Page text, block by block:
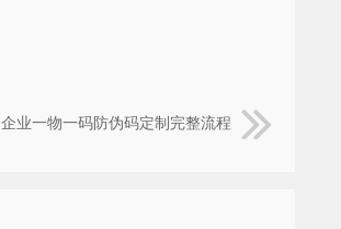
企业一物一码防伪码定制完整流程